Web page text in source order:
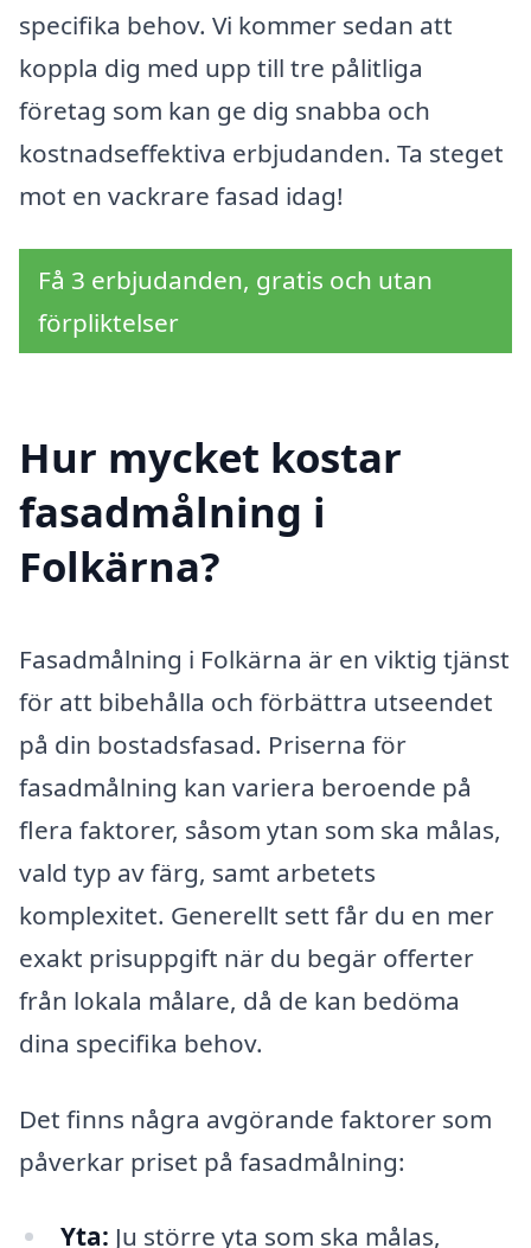
specifika behov. Vi kommer sedan att
koppla dig med upp till tre pålitliga
företag som kan ge dig snabba och
kostnadseffektiva erbjudanden. Ta steget
mot en vackrare fasad idag!
Få 3 erbjudanden, gratis och utan
förpliktelser
Hur mycket kostar
fasadmålning i
Folkärna?
Fasadmålning i Folkärna är en viktig tjänst
för att bibehålla och förbättra utseendet
på din bostadsfasad. Priserna för
fasadmålning kan variera beroende på
flera faktorer, såsom ytan som ska målas,
vald typ av färg, samt arbetets
komplexitet. Generellt sett får du en mer
exakt prisuppgift när du begär offerter
från lokala målare, då de kan bedöma
dina specifika behov.
Det finns några avgörande faktorer som
påverkar priset på fasadmålning:
Yta: Ju större yta som ska målas,